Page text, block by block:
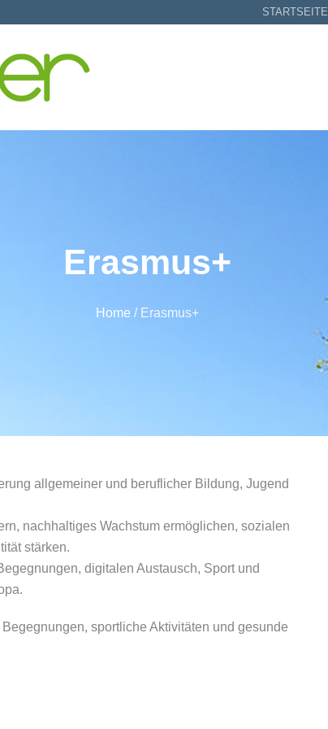
STARTSEITE
Erasmus+
Home / Erasmus+
allgemeiner und beruflicher Bildung, Jugend
nachhaltiges Wachstum ermöglichen, sozialen
stärken.
digitalen Austausch, Sport und
sportliche Aktivitäten und gesunde